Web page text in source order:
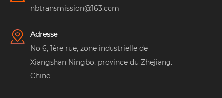
nbtransmission@163.com
Adresse
No 6, 1ère rue, zone industrielle de
Xiangshan Ningbo, province du Zhejiang,
Chine